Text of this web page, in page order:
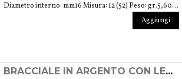
Diametro interno: mm16 Misura: 12 (52) Peso: gr.5,60 *tutte le misure su ordinazione
Aggiungi
BRACCIALE IN ARGENTO CON LEONE